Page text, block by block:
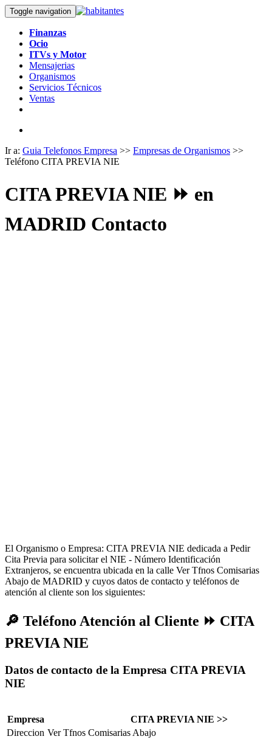
Toggle navigation
Finanzas
Ocio
ITVs y Motor
Mensajerias
Organismos
Servicios Técnicos
Ventas
Ir a: Guia Telefonos Empresa >> Empresas de Organismos >>
Teléfono CITA PREVIA NIE
CITA PREVIA NIE ⏩ en
MADRID Contacto
El Organismo o Empresa: CITA PREVIA NIE dedicada a Pedir
Cita Previa para solicitar el NIE - Número Identificación
Extranjeros, se encuentra ubicada en la calle Ver Tfnos Comisarias
Abajo de MADRID y cuyos datos de contacto y teléfonos de
atención al cliente son los siguientes:
🔎 Teléfono Atención al Cliente ⏩ CITA
PREVIA NIE
Datos de contacto de la Empresa CITA PREVIA
NIE
Empresa
CITA PREVIA NIE >>
Direccion Ver Tfnos Comisarias Abajo